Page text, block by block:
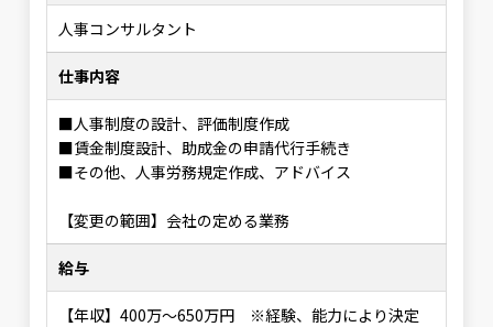
人事コンサルタント
仕事内容
■人事制度の設計、評価制度作成
■賃金制度設計、助成金の申請代行手続き
■その他、人事労務規定作成、アドバイス
【変更の範囲】会社の定める業務
給与
【年収】400万～650万円 ※経験、能力により決定